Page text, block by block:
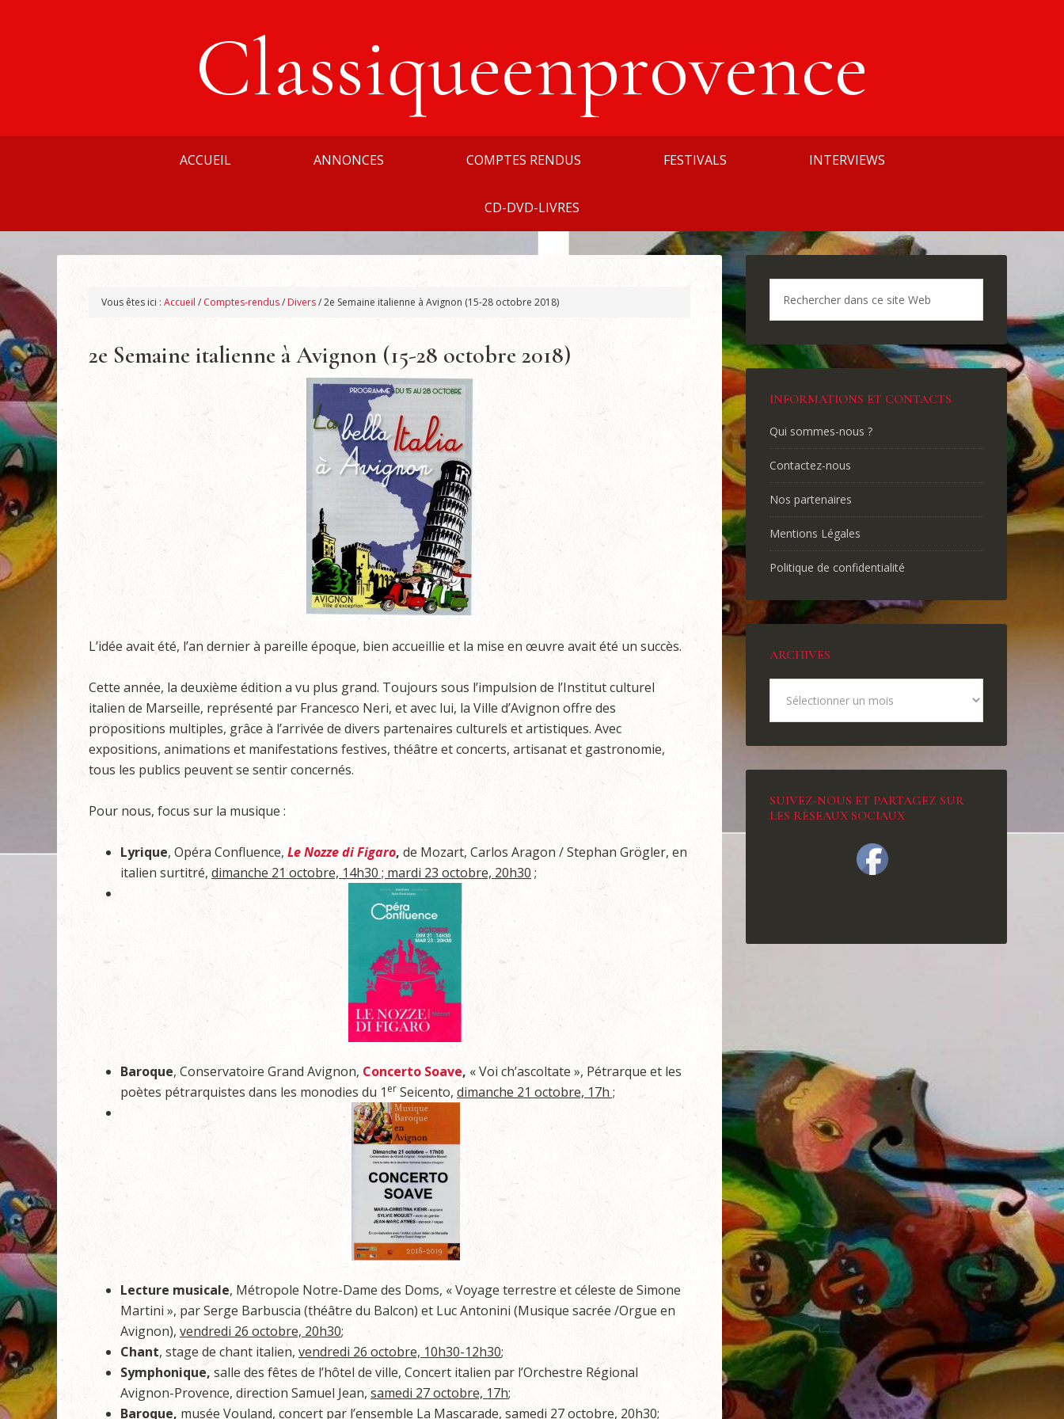
Classiqueenprovence
ACCUEIL ANNONCES COMPTES RENDUS FESTIVALS INTERVIEWS
CD-DVD-LIVRES
Vous êtes ici : Accueil / Comptes-rendus/ Divers/2e Semaine italienne à Avignon (15-28 octobre 2018)
2e Semaine italienne à Avignon (15-28 octobre 2018)
L’idée avait été, l’an dernier à pareille époque, bien accueillie et la mise en œuvre avait été un succès.
Cette année, la deuxième édition a vu plus grand. Toujours sous l’impulsion de l’Institut culturel
italien de Marseille, représenté par Francesco Neri, et avec lui, la Ville d’Avignon offre des
propositions multiples, grâce à l’arrivée de divers partenaires culturels et artistiques. Avec
expositions, animations et manifestations festives, théâtre et concerts, artisanat et gastronomie,
tous les publics peuvent se sentir concernés.
Pour nous, focus sur la musique :
Lyrique, Opéra Confluence, Le Nozze di Figaro, de Mozart, Carlos Aragon / Stephan Grögler, en
italien surtitré, dimanche 21 octobre, 14h30 ; mardi 23 octobre, 20h30 ;
Baroque, Conservatoire Grand Avignon, Concerto Soave, « Voi ch’ascoltate », Pétrarque et les
poètes pétrarquistes dans les monodies du 1 er Seicento, dimanche 21 octobre, 17h ;
Lecture musicale, Métropole Notre-Dame des Doms, « Voyage terrestre et céleste de Simone
Martini », par Serge Barbuscia (théâtre du Balcon) et Luc Antonini (Musique sacrée /Orgue en
Avignon), vendredi 26 octobre, 20h30;
Chant, stage de chant italien, vendredi 26 octobre, 10h30-12h30;
Symphonique,salle des fêtes de l’hôtel de ville, Concert italien par l’Orchestre Régional
Avignon-Provence, direction Samuel Jean, samedi 27 octobre, 17h;
Baroque, musée Vouland, concert par l’ensemble La Mascarade, samedi 27 octobre, 20h30;
INFORMATIONS ET CONTACTS
Qui sommes-nous ?
Contactez-nous
Nos partenaires
Mentions Légales
Politique de confidentialité
ARCHIVES
SUIVEZ-NOUS ET PARTAGEZ SUR
LES RÉSEAUX SOCIAUX